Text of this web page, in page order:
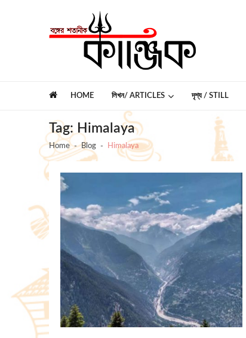
HOME লিখন/ ARTICLES দৃশ্য / STILL
Tag: Himalaya
Home Blog Himalaya